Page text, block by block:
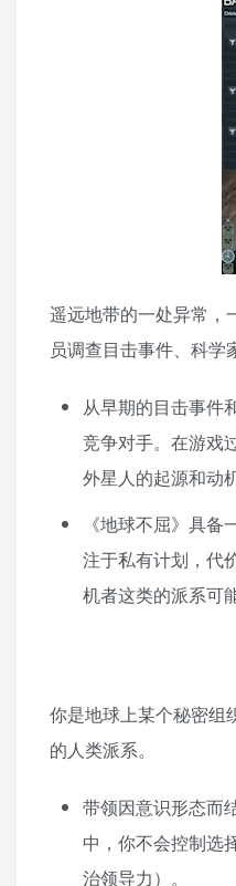
遥远地带的一处异常，
员调查目击事件、科学
从早期的目击事件
竞争对手。在游戏
外星人的起源和动
《地球不屈》具
注于私有计划，代
机者这类的派系可
你是地球上某个秘密组
的人类派系。
带领因意识形态而
中，你不会控制选
治领导力）。